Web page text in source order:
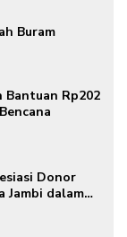
Buram
Bantuan Rp202
Donor
Jambi dalam